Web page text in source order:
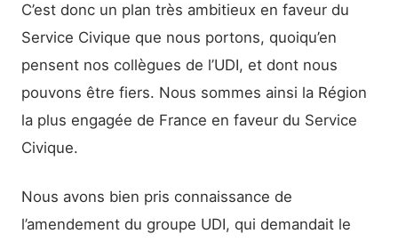
C’est donc un plan très ambitieux en faveur du
Service Civique que nous portons, quoiqu’en
pensent nos collègues de l’UDI, et dont nous
pouvons être fiers. Nous sommes ainsi la Région
la plus engagée de France en faveur du Service
Civique.
Nous avons bien pris connaissance de
l’amendement du groupe UDI, qui demandait le